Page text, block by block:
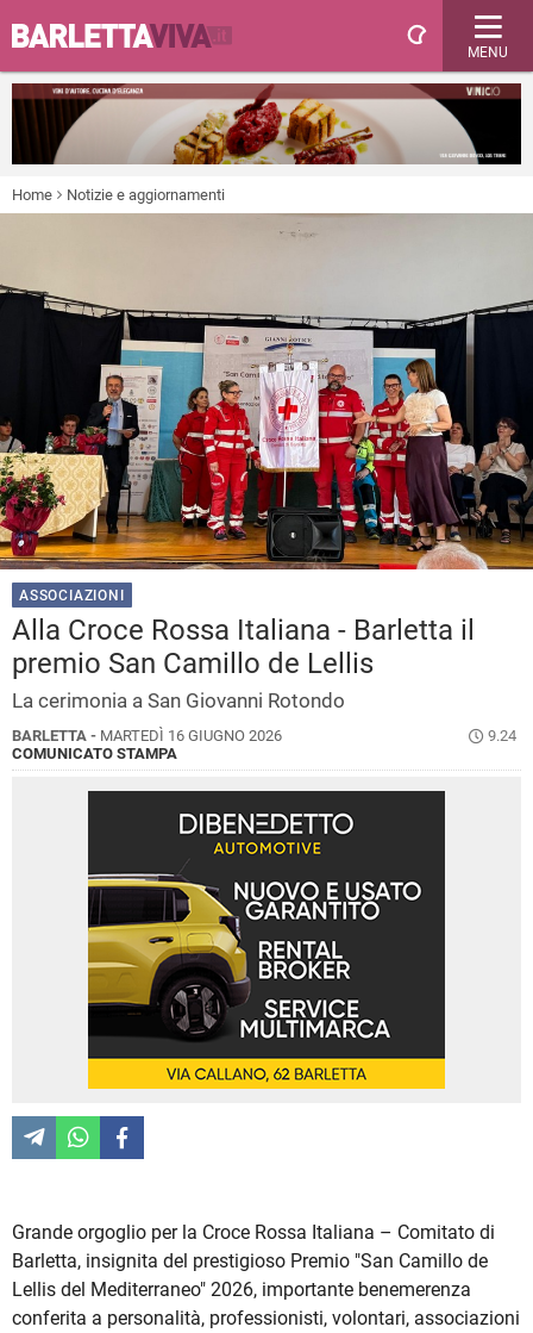
MENU
Home Notizie e aggiornamenti
ASSOCIAZIONI
Alla Croce Rossa Italiana - Barletta il
premio San Camillo de Lellis
La cerimonia a San Giovanni Rotondo
BARLETTA - MARTEDÌ 16 GIUGNO 2026
9.24
COMUNICATO STAMPA
Grande orgoglio per la Croce Rossa Italiana – Comitato di
Barletta, insignita del prestigioso Premio "San Camillo de
Lellis del Mediterraneo" 2026, importante benemerenza
conferita a personalità, professionisti, volontari, associazioni